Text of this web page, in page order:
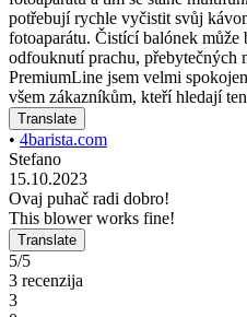
potřebují rychle vyčistit svůj
fotoaparátu. Čistící balónek
odfouknutí prachu, přebytečných
PremiumLine jsem velmi
všem zákazníkům, kteří hledají
Translate
• 4barista.com
Stefano
15.10.2023
Ovaj puhač radi dobro!
This blower works fine!
Translate
5/5
3 recenzija
3